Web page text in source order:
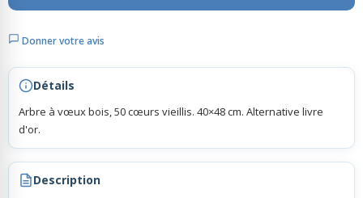
Rubans Tulle Organdi
Scrapbooking, Loisirs Créatifs
Donner votre avis
Détails
Arbre à vœux bois, 50 cœurs vieillis. 40×48 cm. Alternative livre
d'or.
Description